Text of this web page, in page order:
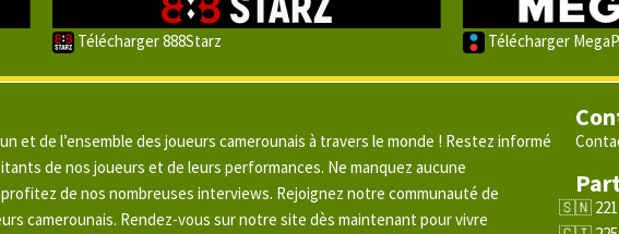
Télécharger 888Starz Télécharger
et de l’ensemble des joueurs camerounais à travers le monde ! Restez informé
de nos joueurs et de leurs performances. Ne manquez aucune
de nos nombreuses interviews. Rejoignez notre communauté de
camerounais. Rendez-vous sur notre site dès maintenant pour vivre